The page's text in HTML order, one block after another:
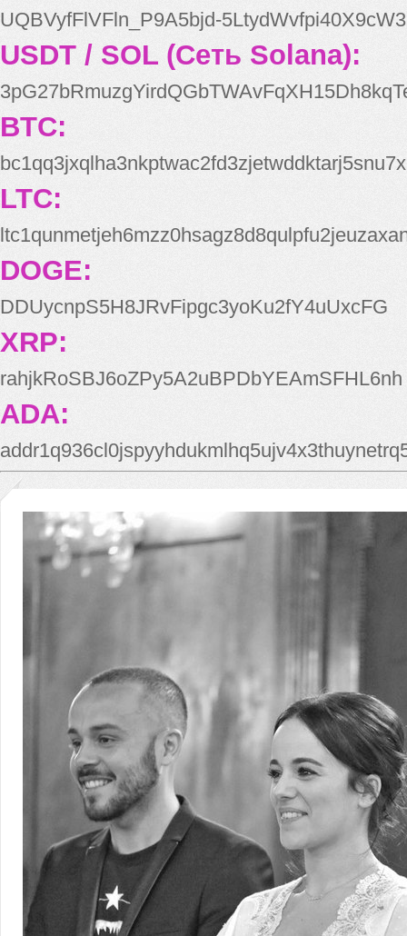
UQBVyfFlVFln_P9A5bjd-
USDT / SOL (Сеть Solana):
BTC:
bc1qq3jxqlha3nkptwac2fd3zjetwddktarj5snu7x
LTC:
DOGE:
DDUycnpS5H8JRvFipgc3yoKu2fY4uUxcFG
XRP:
rahjkRoSBJ6oZPy5A2uBPDbYEAmSFHL6nh
ADA: